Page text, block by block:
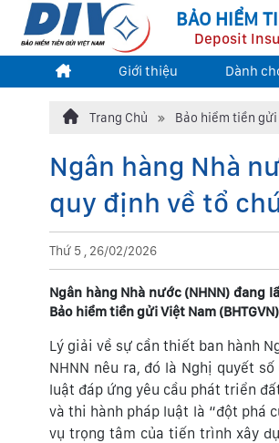
BẢO HIỂM
Deposit
Giới thiệu Dành
Trang Chủ Bảo hiểm tiền
Ngân hàng Nhà
quy định về tổ
Thứ 5 , 26/02/2026
Ngân hàng Nhà nước (NHNN)
Bảo hiểm tiền gửi Việt Nam
Lý giải về sự cần thiết ban hành
NHNN nêu ra, đó là Nghị quyết
luật đáp ứng yêu cầu phát triển
và thi hành pháp luật là “đột phá
vụ trọng tâm của tiến trình xây